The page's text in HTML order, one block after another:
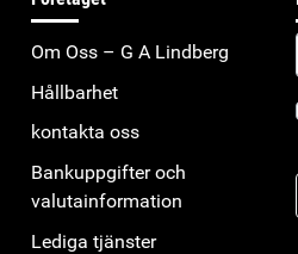
Om Oss – G A Lindberg
Hållbarhet
kontakta oss
Bankuppgifter och
valutainformation
Lediga tjänster